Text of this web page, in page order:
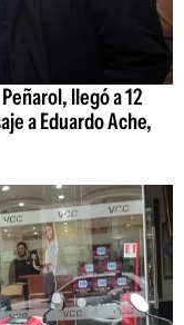
llegó a 12
a Eduardo Ache,